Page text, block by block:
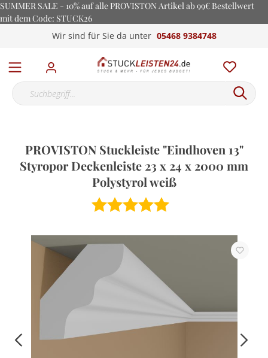
SUMMER SALE - 10% auf alle PROVISTON Artikel ab 99€ Bestellwert
mit dem Code: STUCK26
Wir sind für Sie da unter 05468 9384748
PROVISTON Stuckleiste "Eindhoven 13"
Styropor Deckenleiste 23 x 24 x 2000 mm
Polystyrol weiß